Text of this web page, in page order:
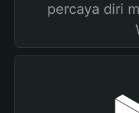
percaya diri